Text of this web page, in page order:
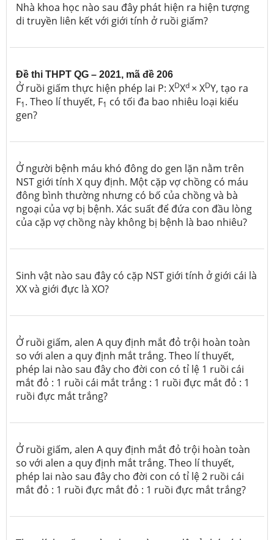
Nhà khoa học nào sau đây phát hiện ra hiện tượng
di truyền liên kết với giới tính ở ruồi giấm?
Đề thi THPT QG – 2021, mã đề 206
Ở ruồi giấm thực hiện phép lai P: XDXd × XDY, tạo ra
F1. Theo lí thuyết, F1 có tối đa bao nhiêu loại kiểu
gen?
Ở người bệnh máu khó đông do gen lặn nằm trên
NST giới tính X quy định. Một cặp vợ chồng có máu
đông bình thường nhưng có bố của chồng và bà
ngoại của vợ bị bệnh. Xác suất để đứa con đầu lòng
của cặp vợ chồng này không bị bệnh là bao nhiêu?
Sinh vật nào sau đây có cặp NST giới tính ở giới cái là
XX và giới đực là XO?
Ở ruồi giấm, alen A quy định mắt đỏ trội hoàn toàn
so với alen a quy định mắt trắng. Theo lí thuyết,
phép lai nào sau đây cho đời con có tỉ lệ 1 ruồi cái
mắt đỏ : 1 ruồi cái mắt trắng : 1 ruồi đực mắt đỏ : 1
ruồi đực mắt trắng?
Ở ruồi giấm, alen A quy định mắt đỏ trội hoàn toàn
so với alen a quy định mắt trắng. Theo lí thuyết,
phép lai nào sau đây cho đời con có tỉ lệ 2 ruồi cái
mắt đỏ : 1 ruồi đực mắt đỏ : 1 ruồi đực mắt trắng?